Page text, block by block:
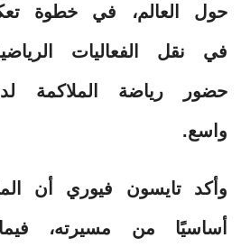
حول العالم، في خطوة
في نقل الفعاليات
حضور رياضة الملاكمة
واسع.
وأكد تايسون فيوري أن
أساسيًا من مسيرته،